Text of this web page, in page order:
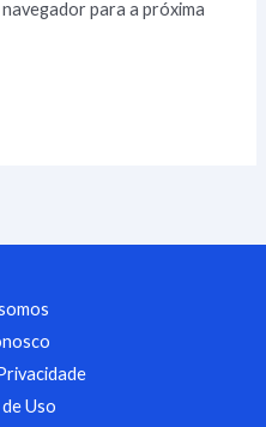
para a próxima
Uso